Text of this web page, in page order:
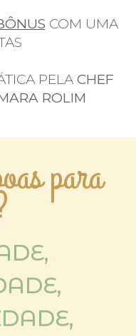
COM UMA
PELA CHEF
ROLIM
para